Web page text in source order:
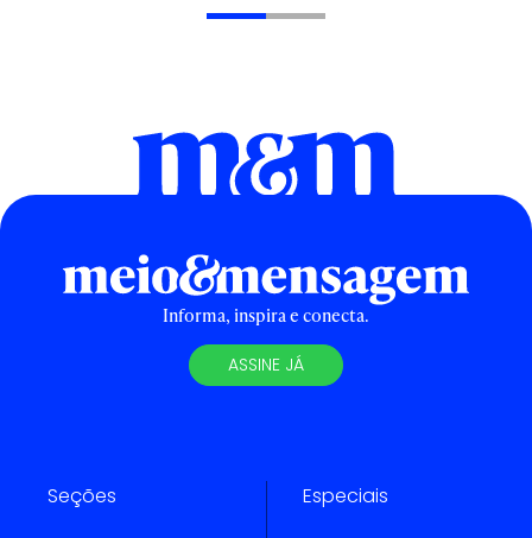
Informa, inspira e conecta.
ASSINE JÁ
Seções Especiais